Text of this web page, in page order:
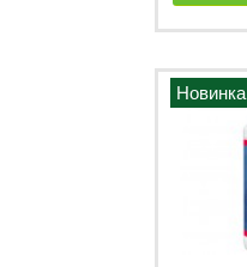
Новинка